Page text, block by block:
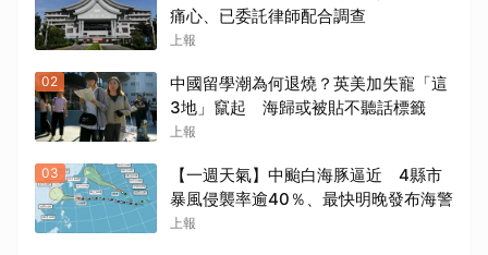
痛心、已委託律師配合調查
上報
02
中國留學潮為何退燒？英美加失寵「這
3地」竄起 海歸或被貼不聽話標籤
上報
03
【一週天氣】中颱白海豚逼近 4縣市
暴風侵襲率逾40％、最快明晚發布海警
上報
取消